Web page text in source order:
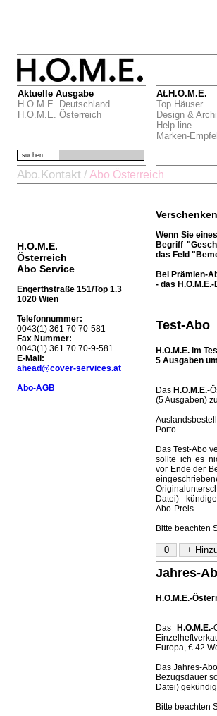
Aktuelle Ausgabe
H.O.M.E. Deutschland
H.O.M.E. Österreich
At.H.O.M.E.
Top Häuser
Design &
Help-line
Marken-
suchen
Abo.Kontakt / Abo Österreich
H.O.M.E.
Österreich
Abo Service
Engerthstraße 151/Top 1.3
1020 Wien
Telefonnummer:
0043(1) 361 70 70-581
Fax Nummer:
0043(1) 361 70 70-9-581
E-Mail:
ahead@cover-services.at
Abo-AGB
Wenn Sie
Begriff
das Feld
Bei Prämien-
- das
Test-Abo
H.O.M.E. im
5 Ausgaben
Das H.O.M.E.-
(5 Ausgaben)
Porto.
Das Test-Abo
sollte ich es
vor Ende der
Datei)
Abo-Preis.
Bitte beachten
Jahres-
H.O.M.E.-
Das H.O.M.E.-
Europa, € 42
Das Jahres-
Bezugsdauer
Datei)
Bitte beachten